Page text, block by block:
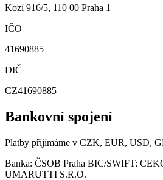
Kozí 916/5, 110 00 Praha 1
IČO
41690885
DIČ
CZ41690885
Bankovní spojení
Platby přijímáme v CZK, EUR, USD,
Banka: ČSOB Praha BIC/SWIFT:
UMARUTTI S.R.O.